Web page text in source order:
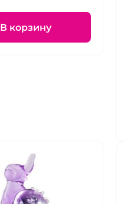
В корзину